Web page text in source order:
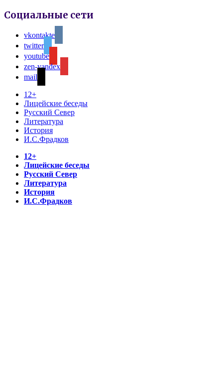
Социальные сети
vkontakte
twitter
youtube
zen-yandex
mail
12+
Лицейские беседы
Русский Север
Литература
История
И.С.Фрадков
12+
Лицейские беседы
Русский Север
Литература
История
И.С.Фрадков